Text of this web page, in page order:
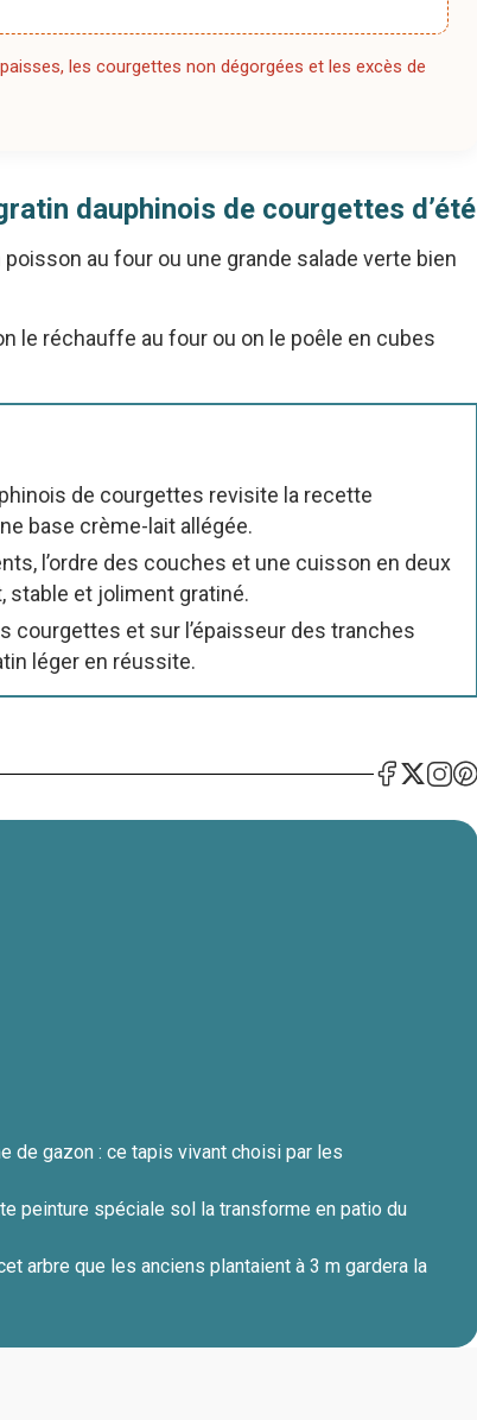
les courgettes non dégorgées et les excès de
dauphinois de courgettes d’été
au four ou une grande salade verte bien
le réchauffe au four ou on le poêle en cubes
de courgettes revisite la recette
base crème-lait allégée.
l’ordre des couches et une cuisson en deux
stable et joliment gratiné.
courgettes et sur l’épaisseur des tranches
léger en réussite.
de gazon : ce tapis vivant choisi par les
peinture spéciale sol la transforme en patio du
arbre que les anciens plantaient à 3 m gardera la